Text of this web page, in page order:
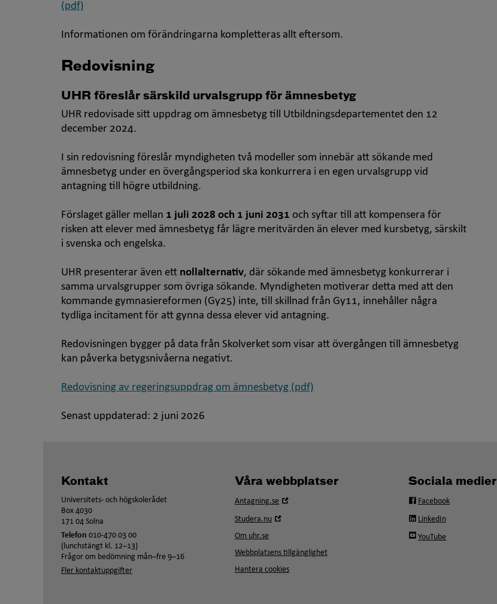
(pdf)
Informationen om förändringarna kompletteras allt eftersom.
Redovisning
UHR föreslår särskild urvalsgrupp för ämnesbetyg
UHR redovisade sitt uppdrag om ämnesbetyg till Utbildningsdepartementet den 12
december 2024.
I sin redovisning föreslår myndigheten två modeller som innebär att sökande med
ämnesbetyg under en övergångsperiod ska konkurrera i en egen urvalsgrupp vid
antagning till högre utbildning.
Förslaget gäller mellan 1 juli 2028 och 1 juni 2031 och syftar till att kompensera för
risken att elever med ämnesbetyg får lägre meritvärden än elever med kursbetyg, särskilt
i svenska och engelska.
UHR presenterar även ett nollalternativ, där sökande med ämnesbetyg konkurrerar i
samma urvalsgrupper som övriga sökande. Myndigheten motiverar detta med att den
kommande gymnasiereformen (Gy25) inte, till skillnad från Gy11, innehåller några
tydliga incitament för att gynna dessa elever vid antagning.
Redovisningen bygger på data från Skolverket som visar att övergången till ämnesbetyg
kan påverka betygsnivåerna negativt.
Redovisning av regeringsuppdrag om ämnesbetyg (pdf)
Senast uppdaterad: 2 juni 2026
Kontakt
Universitets- och högskolerådet
Box 4030
171 04 Solna
Telefon 010-470 03 00
(lunchstängt kl. 12–13)
Frågor om bedömning mån–fre 9–16
Fler kontaktuppgifter
Våra webbplatser
Antagning.se
Studera.nu
fönster
Om uhr.se
Webbplatsens tillgänglighet
Hantera cookies
Sociala medier
Facebook
LinkedIn
YouTube